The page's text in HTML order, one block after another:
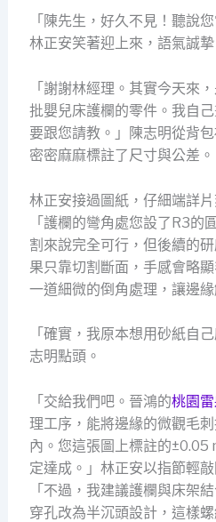
「陳先生，好久不見！聽說
林正安笑著迎上來，語氣誠摯
「謝謝林經理。其實今天來
批嬰兒床護欄的零件。我自
要跟您請教。」陳志明從背
密密麻麻標註了尺寸與公差。
林正安接過圖紙，仔細端詳
「護欄的彎角處您設了R3的
割來說完全可行，但後續的
果只靠切割斷面，手感會略
一道細微的倒角處理，讓邊緣
「確實，我原本想用砂紙自
志明點頭。
「交給我們吧。晉鴻的桃園雷
理工序，能將邊緣的微觀毛
內。您這張圖上標註的±0.05
定達成。」林正安以指節輕
「不過，我建議護欄與床架
穿孔改為半沉頭設計，這樣